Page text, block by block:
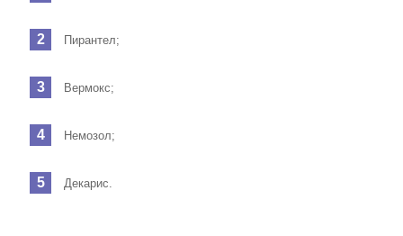
Пирантел;
Вермокс;
Немозол;
Декарис.